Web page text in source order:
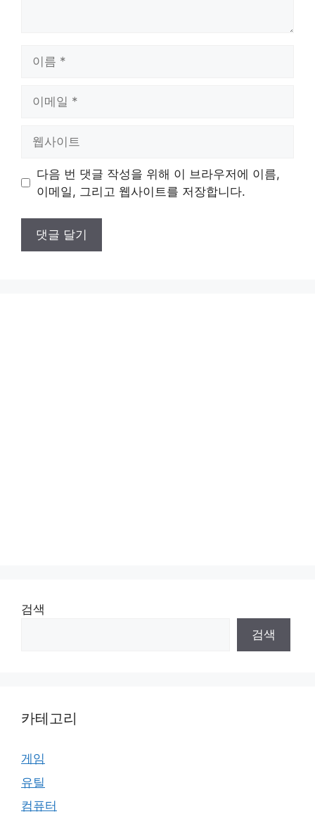
트
다음 번 댓글 작성을 위해 이 브라우저에 이름,
이메일, 그리고 웹사이트를 저장합니다.
검색
검색
카테고리
게임
유틸
컴퓨터